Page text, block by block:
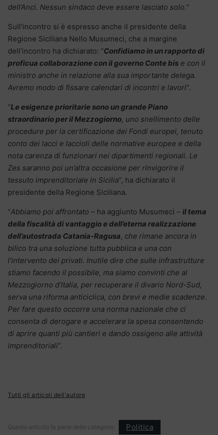
dell’Anci. Nessun sindaco deve essere lasciato solo.”
Sull’incontro si è espresso anche il presidente della
Regione Siciliana Nello Musumeci, che a margine
dell’incontro ha dichiarato: “Confidiamo in un rapporto di
proficua collaborazione con il governo Conte bis e con il
ministro anche in relazione alla sua importante delega.
Avremo modo di fissare calendari di incontri e lavori“.
“Le esigenze prioritarie sono un grande Piano
straordinario per il Mezzogiorno, uno snellimento delle
procedure per la certificazione dei Fondi europei, tenuto
conto dei lacci e laccioli delle normative europee e della
nota carenza di funzionari nei dipartimenti regionali. Le
Zes saranno poi un’altra occasione per rinvigorire il
tessuto imprenditoriale in Sicilia“, ha dichiarato il
presidente della Regione Siciliana.
“Abbiamo poi affrontato – ha aggiunto Musumeci – il tema
della fiscalità di vantaggio e dell’eterna realizzazione
dell’autostrada Catania-Ragusa, che rimane ancora in
bilico tra una soluzione tutta pubblica e una con
l’intervento dei privati. Inutile dire che sulle infrastrutture
stiamo facendo il possibile, ma siamo convinti che al
Mezzogiorno d’Italia, per recuperare il divario Nord-Sud,
serva una riforma anticiclica, con brevi e medie scadenze.
Per fare questo occorre una norma nazionale che ci
consenta di derogare e accelerare la spesa consentendo
di aprire quanti più cantieri e dando ossigeno alle attività
imprenditoriali“.
Tutti gli articoli dell'autore
Questo articolo fa parte delle categorie: Politica